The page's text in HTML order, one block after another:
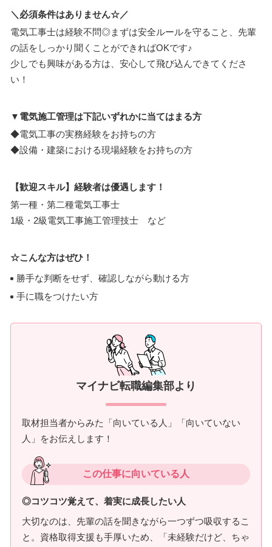
＼必須条件はありません☆／
電気工事士は経験不問◎まずは安全ルールを守ること、先輩
の話をしっかり聞くことができればOKです♪
少しでも興味がある方は、安心して飛び込んできてくださ
い！
▼電気施工管理は下記いずれかに当てはまる方
◆電気工事の実務経験をお持ちの方
◆設備・建築における現場経験をお持ちの方
【歓迎スキル】経験者は優遇します！
第一種・第二種電気工事士
1級・2級電気工事施工管理技士 など
☆こんな方はぜひ！
勝手な判断をせず、確認しながら動ける方
手に職をつけたい方
マイナビ転職編集部より
取材担当者からみた「向いている人」「向いていない
人」をお伝えします！
この仕事に向いている人
◎コツコツ覚えて、着実に成長したい人
大切なのは、先輩の話を聞きながら一つずつ吸収するこ
と。資格取得支援も手厚いため、「未経験だけど、ちゃ